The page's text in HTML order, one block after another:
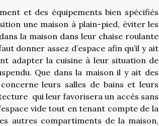
et des équipements bien spécifiés
une maison à plain-pied, éviter les
la maison dans leur chaise roulante
donner assez d’espace afin qu’il y ait
adapter la cuisine à leur situation de
Que dans la maison il y ait des
leurs salles de bains et leurs
qui leur favorisera un accès sans
vide tout en tenant compte de la
autres compartiments de la maison,